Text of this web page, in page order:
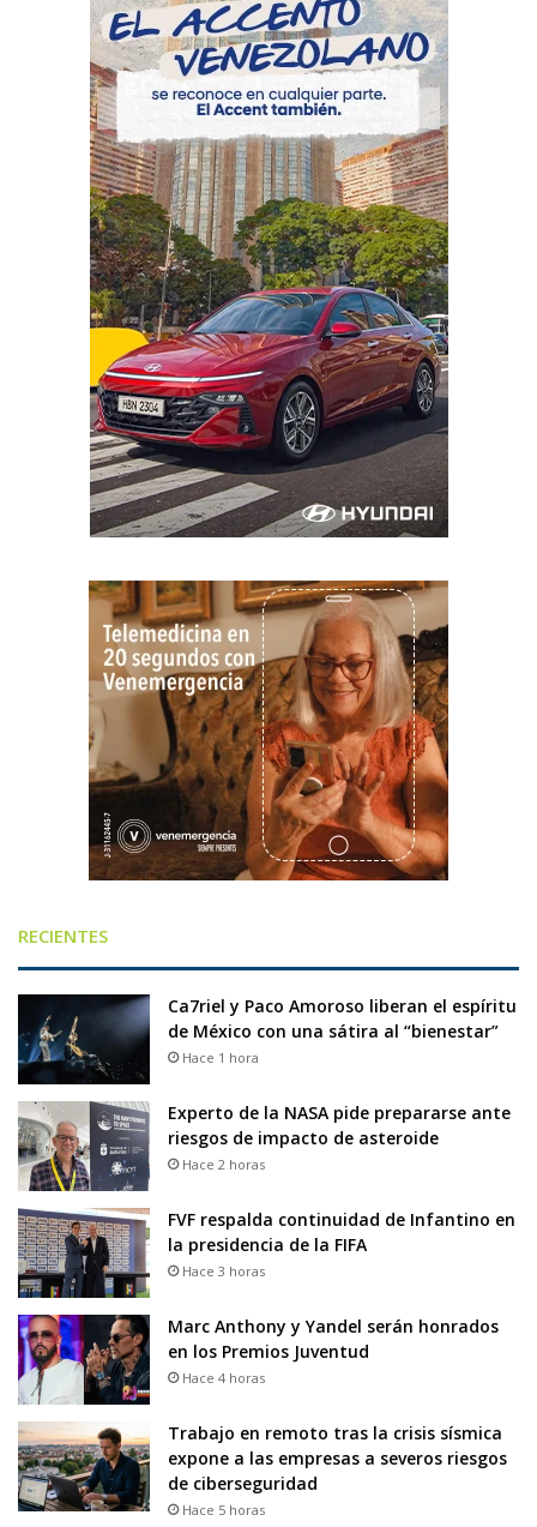
RECIENTES
Ca7riel y Paco Amoroso liberan el espíritu
de México con una sátira al “bienestar”
Hace 1 hora
Experto de la NASA pide prepararse ante
riesgos de impacto de asteroide
Hace 2 horas
FVF respalda continuidad de Infantino en
la presidencia de la FIFA
Hace 3 horas
Marc Anthony y Yandel serán honrados
en los Premios Juventud
Hace 4 horas
Trabajo en remoto tras la crisis sísmica
expone a las empresas a severos riesgos
de ciberseguridad
Hace 5 horas